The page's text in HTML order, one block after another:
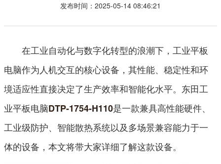
发布时间：2025-05-14 08:46:21
在工业自动化与数字化转型的浪潮下，工业平板
电脑作为人机交互的核心设备，其性能、稳定性和环
境适应性直接决定了生产效率和智能化水平。东田工
业平板电脑DTP-1754-H110是一款兼具高性能硬件、
工业级防护、智能散热系统以及多场景兼容能力于一
体的设备，本文将带大家详细了解这款设备。